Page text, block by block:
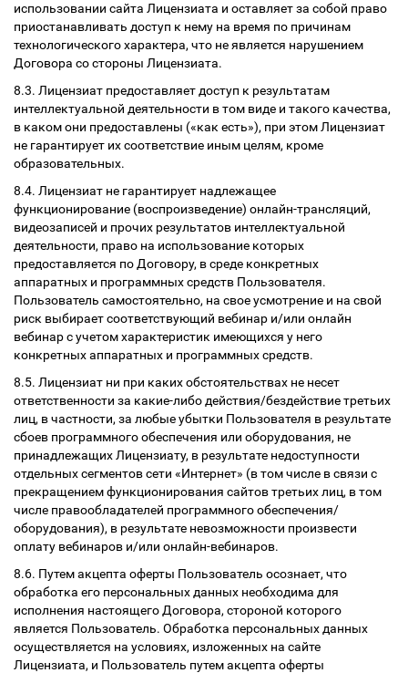
использовании сайта Лицензиата и оставляет за собой право
приостанавливать доступ к нему на время по причинам
технологического характера, что не является нарушением
Договора со стороны Лицензиата.
8.3. Лицензиат предоставляет доступ к результатам
интеллектуальной деятельности в том виде и такого качества,
в каком они предоставлены («как есть»), при этом Лицензиат
не гарантирует их соответствие иным целям, кроме
образовательных.
8.4. Лицензиат не гарантирует надлежащее
функционирование (воспроизведение) онлайн-трансляций,
видеозаписей и прочих результатов интеллектуальной
деятельности, право на использование которых
предоставляется по Договору, в среде конкретных
аппаратных и программных средств Пользователя.
Пользователь самостоятельно, на свое усмотрение и на свой
риск выбирает соответствующий вебинар и/или онлайн
вебинар с учетом характеристик имеющихся у него
конкретных аппаратных и программных средств.
8.5. Лицензиат ни при каких обстоятельствах не несет
ответственности за какие-либо действия/бездействие третьих
лиц, в частности, за любые убытки Пользователя в результате
сбоев программного обеспечения или оборудования, не
принадлежащих Лицензиату, в результате недоступности
отдельных сегментов сети «Интернет» (в том числе в связи с
прекращением функционирования сайтов третьих лиц, в том
числе правообладателей программного обеспечения/
оборудования), в результате невозможности произвести
оплату вебинаров и/или онлайн-вебинаров.
8.6. Путем акцепта оферты Пользователь осознает, что
обработка его персональных данных необходима для
исполнения настоящего Договора, стороной которого
является Пользователь. Обработка персональных данных
осуществляется на условиях, изложенных на сайте
Лицензиата, и Пользователь путем акцепта оферты